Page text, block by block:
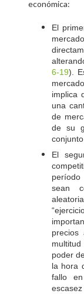
económica:
El
6‑19).
implica
una
de
de su
El
sean
precios
poder
la hora
fallo